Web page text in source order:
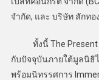
จำกัด, และ บริษัท สักทอ
ทั้งนี้ The Present
กับปัจจุบันภายใต้มูลนิธิ
พร้อมนิทรรศการ